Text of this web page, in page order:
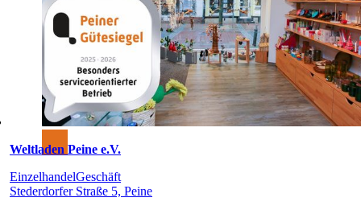
Weltladen Peine e.V.
EinzelhandelGeschäft
Stederdorfer Straße 5, Peine